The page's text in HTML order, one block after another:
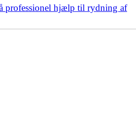
professionel hjælp til rydning af